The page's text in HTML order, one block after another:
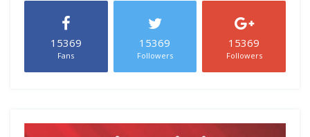
15369
Fans
15369
Followers
15369
Followers